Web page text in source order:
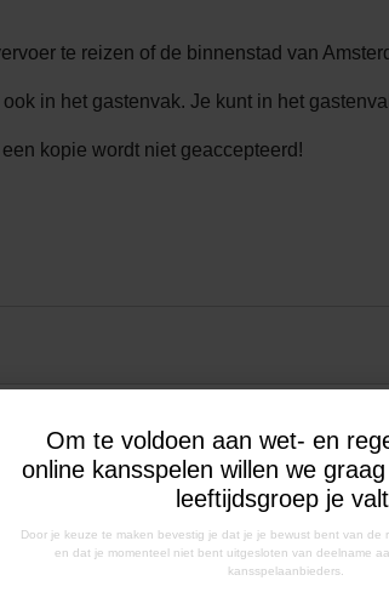
Om te voldoen aan wet- en
online kansspelen willen we
leeftijdsgroep je
Door je keuze te maken bevestig je dat je je bewust bent van de
en dat je momenteel niet bent uitgesloten van deelname
kansspelaanbieders.
te reizen of de binnenstad van
in het gastenvak. Je kunt in het
kopie wordt niet geaccepteerd!